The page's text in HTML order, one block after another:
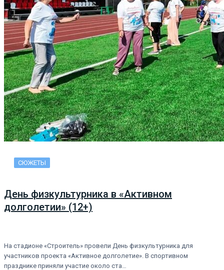
СЮЖЕТЫ
День физкультурника в «Активном
долголетии» (12+)
На стадионе «Строитель» провели День физкультурника для
участников проекта «Активное долголетие». В спортивном
празднике приняли участие около ста…